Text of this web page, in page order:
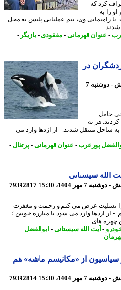
که
به
وی، تیم عملیاتی پلیس به محل
عنوان قهرمانی-مفقودی-بازیگر-
در
10 ماه پیش - دوشنبه 7
هر نه
منتقل شدند. - از اژدها وارد می
پورعرب- عنوان قهرمانی-پرتغال -
سیستانی
79392817
عرض می کنم و رحمت و مغفرت
وارد می شود تا مبارزه خونین ؛
های ...
-آیت الله سیستانی-ابوالفضل
از «مکانیسم ماشه» هم
79392814